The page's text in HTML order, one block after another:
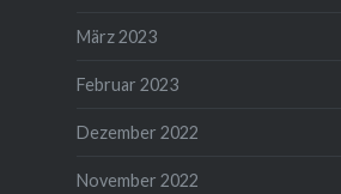
März 2023
Februar 2023
Dezember 2022
November 2022